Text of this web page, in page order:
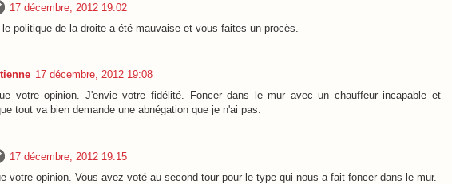
17 décembre, 2012 19:02
le politique de la droite a été mauvaise et vous faites un procès.
17 décembre, 2012 19:08
votre opinion. J'envie votre fidélité. Foncer dans le mur avec un chauffeur incapable et
tout va bien demande une abnégation que je n'ai pas.
17 décembre, 2012 19:15
votre opinion. Vous avez voté au second tour pour le type qui nous a fait foncer dans le mur.